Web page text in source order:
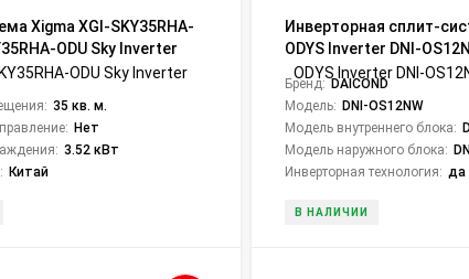
Xigma XGI-SKY35RHA-
ODU Sky Inverter
35 кв. м.
Нет
3.52 кВт
Китай
Инверторная сплит-
ODYS Inverter DNI-
Бренд: DAICOND
Модель: DNI-OS12NW
Модель внутреннего блока:
Модель наружного блока:
Инверторная технология: да
В НАЛИЧИИ